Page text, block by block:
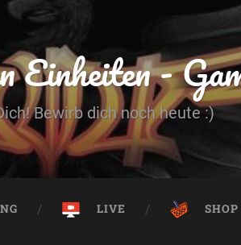
-
Bewirb dich noch heute :)
LIVE SHOP